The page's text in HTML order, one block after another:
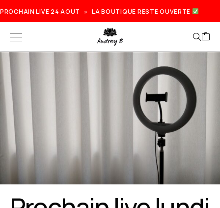
PROCHAIN LIVE 24 AOUT » LA BOUTIQUE RESTE OUVERTE